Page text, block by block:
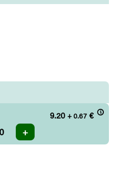
9.20 + 0.67 €